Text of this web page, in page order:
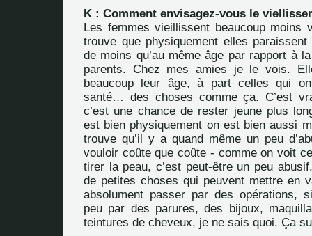
K : Comment envisagez-vous le
Les femmes vieillissent beaucoup moins
trouve que physiquement elles
de moins qu’au même âge par rapport à
parents. Chez mes amies je le vois.
beaucoup leur âge, à part celles qui
santé… des choses comme ça. C’est
c’est une chance de rester jeune plus
est bien physiquement on est bien aussi
trouve qu’il y a quand même un peu
vouloir coûte que coûte - comme on voit
tirer la peau, c’est peut-être un peu
de petites choses qui peuvent mettre en
absolument passer par des opérations,
peu par des parures, des bijoux,
teintures de cheveux, je ne sais quoi. Ça